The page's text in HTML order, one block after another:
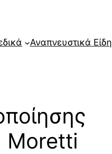
Αναπνευστικά Είδη
Moretti